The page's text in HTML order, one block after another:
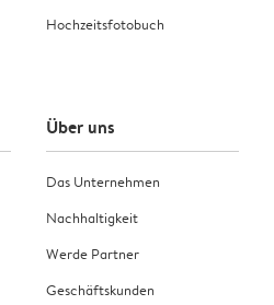
Hochzeitsfotobuch
Über uns
Das Unternehmen
Nachhaltigkeit
Werde Partner
Geschäftskunden